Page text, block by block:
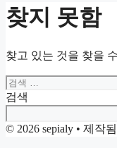
찾지 못함
찾고 있는 것을 찾을
검
색:
검색
© 2026 sepialy • 제작됨